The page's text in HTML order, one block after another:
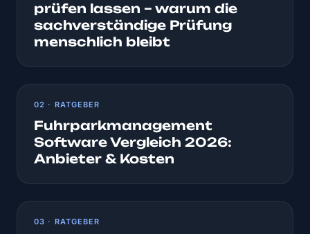
prüfen lassen – warum die
sachverständige Prüfung
menschlich bleibt
02 · RATGEBER
Fuhrparkmanagement
Software Vergleich 2026:
Anbieter & Kosten
03 · RATGEBER